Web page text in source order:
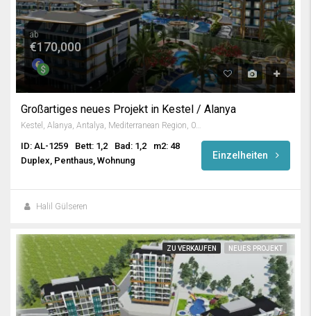
ab
€170,000
Großartiges neues Projekt in Kestel / Alanya
Kestel, Alanya, Antalya, Mediterranean Region, 07425, Turkey
ID: AL-1259 Bett: 1,2 Bad: 1,2
m2: 48
Duplex, Penthaus, Wohnung
Einzelheiten
Halil Gülseren
ZU VERKAUFEN NEUES PROJEKT